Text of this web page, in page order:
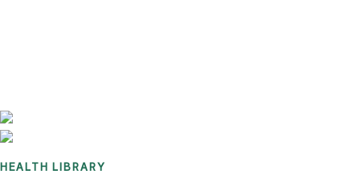
HEALTH LIBRARY